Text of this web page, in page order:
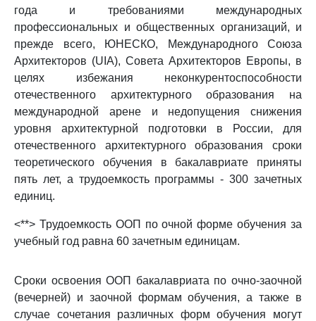
года и требованиями международных
профессиональных и общественных организаций, и
прежде всего, ЮНЕСКО, Международного Союза
Архитекторов (UIA), Совета Архитекторов Европы, в
целях избежания неконкурентоспособности
отечественного архитектурного образования на
международной арене и недопущения снижения
уровня архитектурной подготовки в России, для
отечественного архитектурного образования сроки
теоретического обучения в бакалавриате приняты
пять лет, а трудоемкость программы - 300 зачетных
единиц.
<**> Трудоемкость ООП по очной форме обучения за
учебный год равна 60 зачетным единицам.
Сроки освоения ООП бакалавриата по очно-заочной
(вечерней) и заочной формам обучения, а также в
случае сочетания различных форм обучения могут